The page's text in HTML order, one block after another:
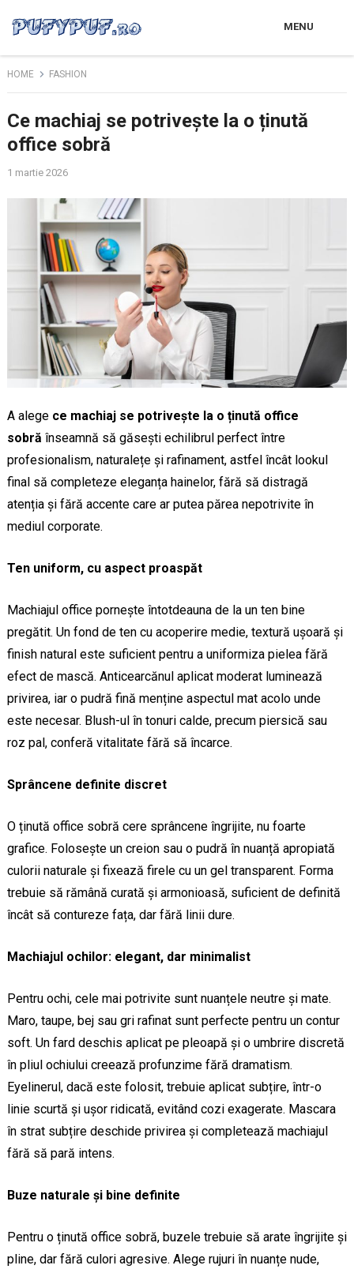
MENU
HOME FASHION
Ce machiaj se potrivește la o ținută
office sobră
1 martie 2026
A alege ce machiaj se potrivește la o ținută office
sobră înseamnă să găsești echilibrul perfect între
profesionalism, naturalețe și rafinament, astfel încât lookul
final să completeze eleganța hainelor, fără să distragă
atenția și fără accente care ar putea părea nepotrivite în
mediul corporate.
Ten uniform, cu aspect proaspăt
Machiajul office pornește întotdeauna de la un ten bine
pregătit. Un fond de ten cu acoperire medie, textură ușoară și
finish natural este suficient pentru a uniformiza pielea fără
efect de mască. Anticearcănul aplicat moderat luminează
privirea, iar o pudră fină menține aspectul mat acolo unde
este necesar. Blush-ul în tonuri calde, precum piersică sau
roz pal, conferă vitalitate fără să încarce.
Sprâncene definite discret
O ținută office sobră cere sprâncene îngrijite, nu foarte
grafice. Folosește un creion sau o pudră în nuanță apropiată
culorii naturale și fixează firele cu un gel transparent. Forma
trebuie să rămână curată și armonioasă, suficient de definită
încât să contureze fața, dar fără linii dure.
Machiajul ochilor: elegant, dar minimalist
Pentru ochi, cele mai potrivite sunt nuanțele neutre și mate.
Maro, taupe, bej sau gri rafinat sunt perfecte pentru un contur
soft. Un fard deschis aplicat pe pleoapă și o umbrire discretă
în pliul ochiului creează profunzime fără dramatism.
Eyelinerul, dacă este folosit, trebuie aplicat subțire, într-o
linie scurtă și ușor ridicată, evitând cozi exagerate. Mascara
în strat subțire deschide privirea și completează machiajul
fără să pară intens.
Buze naturale și bine definite
Pentru o ținută office sobră, buzele trebuie să arate îngrijite și
pline, dar fără culori agresive. Alege rujuri în nuanțe nude,